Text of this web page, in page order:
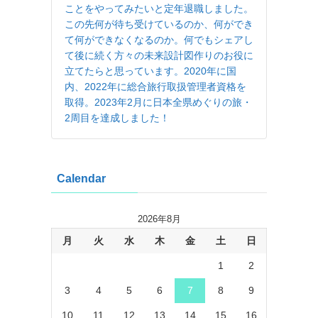
ことをやってみたいと定年退職しました。
この先何が待ち受けているのか、何ができ
て何ができなくなるのか。何でもシェアし
て後に続く方々の未来設計図作りのお役に
立てたらと思っています。2020年に国
内、2022年に総合旅行取扱管理者資格を
取得。2023年2月に日本全県めぐりの旅・
2周目を達成しました！
Calendar
2026年8月
月 火 水 木 金 土 日
1 2
3 4 5 6 7 8 9
10 11 12 13 14 15 16